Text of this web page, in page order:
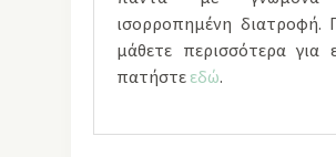
ισορροπημένη διατροφή.
μάθετε περισσότερα για
πατήστε εδώ.